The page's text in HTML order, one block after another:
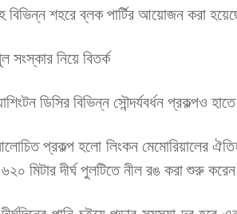
বিভিন্ন শহরে ব্লক পার্টির আয়োজন করা
সংস্কার নিয়ে বিতর্ক
ডিসির বিভিন্ন সৌন্দর্যবর্ধন প্রকল্পও
প্রকল্প হলো লিংকন মেমোরিয়ালের
মিটার দীর্ঘ পুলটিতে নীল রঙ করা শুরু